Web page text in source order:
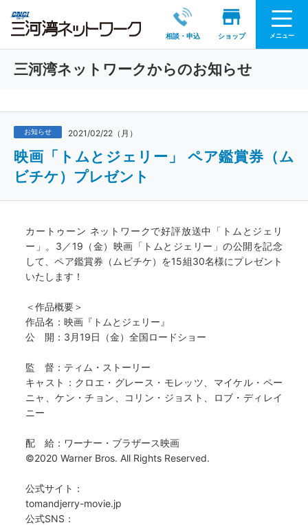
相談・申込 ショップ メニュー
三河湾ネットワークからのお知らせ
お知らせ 2021/02/22（月）
映画「トムとジェリー」 ペア鑑賞券（ム
ビチケ）プレゼント
カートゥーン ネットワークで好評放送中「トムとジェリ
ー」。3／19（金）映画「トムとジェリー」の公開を記念
して、ペア鑑賞券（ムビチケ）を15組30名様にプレゼント
いたします！
＜作品概要＞
作品名：映画『トムとジェリー』
公 開：3月19日（金）全国ロードショー
監 督：ティム・ストーリー
キャスト：クロエ・グレース・モレッツ、マイケル・ペー
ニャ、ケン・チョン、コリン・ジョスト、ロブ・ディレイ
ニー
配 給：ワーナー・ブラザース映画
©2020 Warner Bros. All Rights Reserved.
公式サイト：
tomandjerry-movie.jp
公式SNS：